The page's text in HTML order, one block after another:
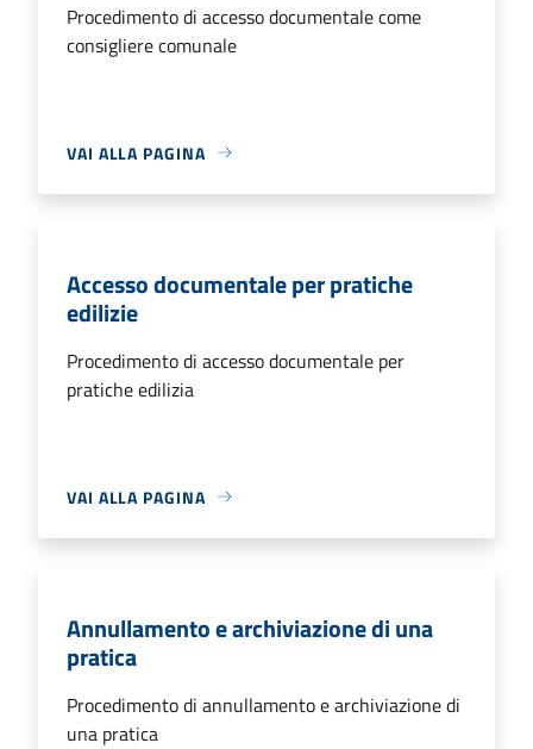
Procedimento di accesso documentale come
consigliere comunale
VAI ALLA PAGINA
Accesso documentale per pratiche
edilizie
Procedimento di accesso documentale per
pratiche edilizia
VAI ALLA PAGINA
Annullamento e archiviazione di una
pratica
Procedimento di annullamento e archiviazione di
una pratica